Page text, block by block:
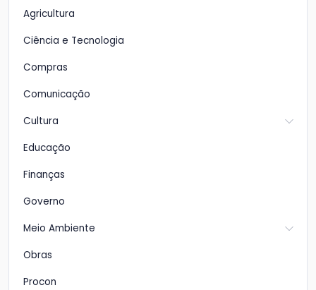
Agricultura
Ciência e Tecnologia
Compras
Comunicação
Cultura
Educação
Finanças
Governo
Meio Ambiente
Obras
Procon